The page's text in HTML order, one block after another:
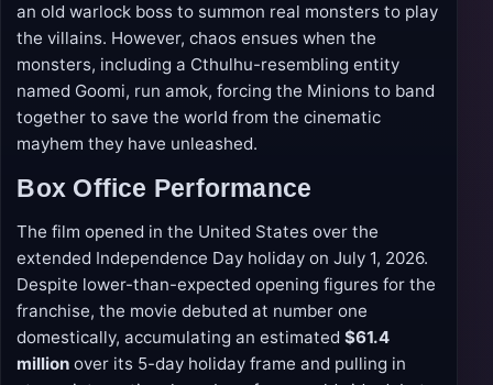
an old warlock boss to summon real monsters to play
the villains. However, chaos ensues when the
monsters, including a Cthulhu-resembling entity
named Goomi, run amok, forcing the Minions to band
together to save the world from the cinematic
mayhem they have unleashed.
Box Office Performance
The film opened in the United States over the
extended Independence Day holiday on July 1, 2026.
Despite lower-than-expected opening figures for the
franchise, the movie debuted at number one
domestically, accumulating an estimated$61.4
million over its 5-day holiday frame and pulling in